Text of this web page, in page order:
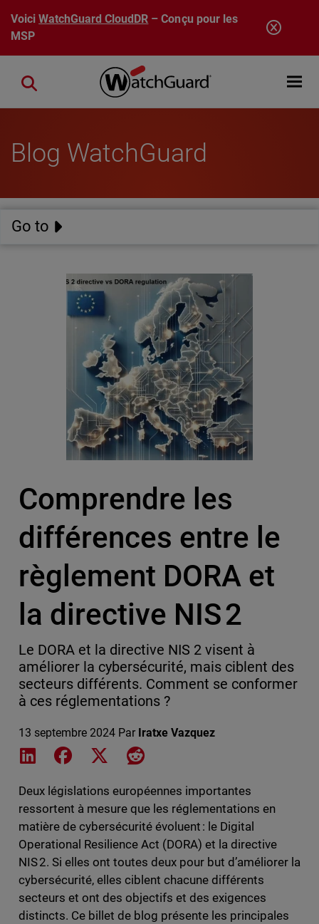
Aller au contenu principal
VoiciWatchGuard CloudDR – Conçu pour les
MSP
Open
Close search
Blog WatchGuard
Go to
Comprendre les
différences entre le
règlement DORA et
la directive NIS 2
Le DORA et la directive NIS 2 visent à
améliorer la cybersécurité, mais ciblent des
secteurs différents. Comment se conformer
à ces réglementations ?
13 septembre 2024 Par Iratxe Vazquez
Share on LinkedIn
Share on Facebook
Share on XShare on Reddit
Deux législations européennes importantes
ressortent à mesure que les réglementations en
matière de cybersécurité évoluent : le Digital
Operational Resilience Act (DORA) et la directive
NIS 2. Si elles ont toutes deux pour but d’améliorer la
cybersécurité, elles ciblent chacune différents
secteurs et ont des objectifs et des exigences
distincts. Ce billet de blog présente les principales